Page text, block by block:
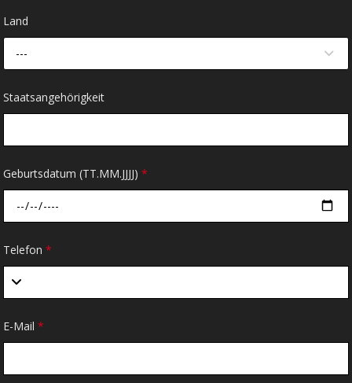
Land
---
Staatsangehörigkeit
Geburtsdatum (TT.MM.JJJJ)*
Telefon*
E-Mail*